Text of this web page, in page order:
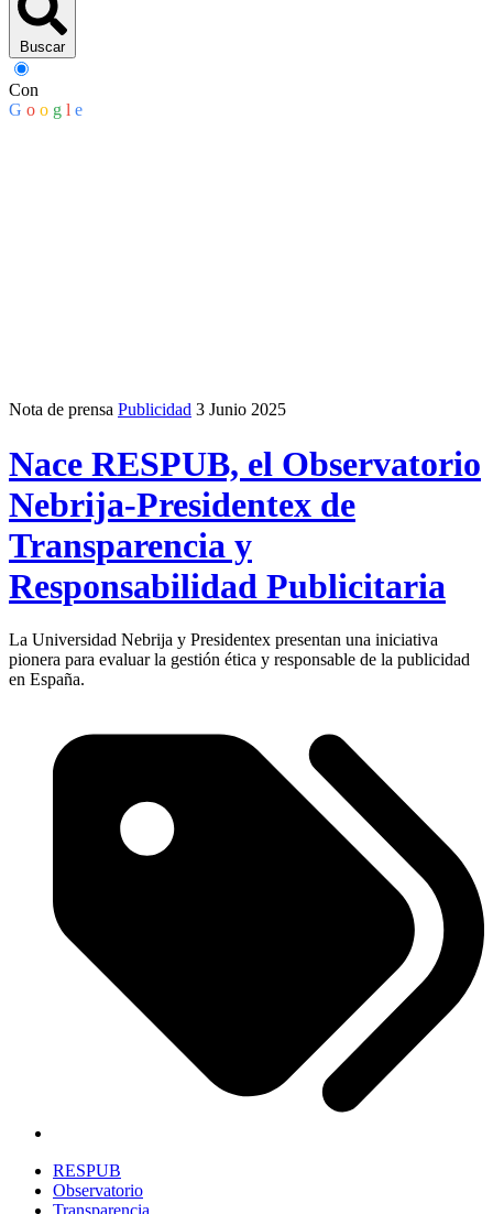
Buscar
Con
G o o g l e
Nota de prensa Publicidad 3 Junio 2025
Nace RESPUB, el Observatorio
Nebrija-Presidentex de
Transparencia y
Responsabilidad Publicitaria
La Universidad Nebrija y Presidentex presentan una iniciativa
pionera para evaluar la gestión ética y responsable de la publicidad
en España.
RESPUB
Observatorio
Transparencia